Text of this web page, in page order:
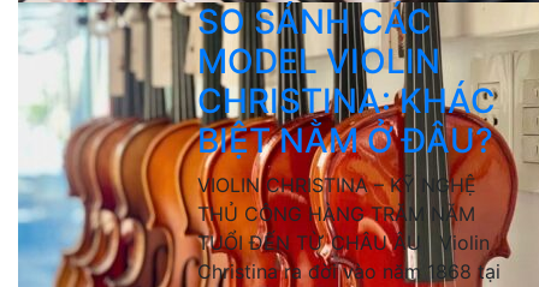
SO SÁNH CÁC
MODEL VIOLIN
CHRISTINA: KHÁC
BIỆT NẰM Ở ĐÂU?
VIOLIN CHRISTINA – KỸ NGHỆ
THỦ CÔNG HÀNG TRĂM NĂM
TUỔI ĐẾN TỪ CHÂU ÂU Violin
Christina ra đời vào năm 1868 tại